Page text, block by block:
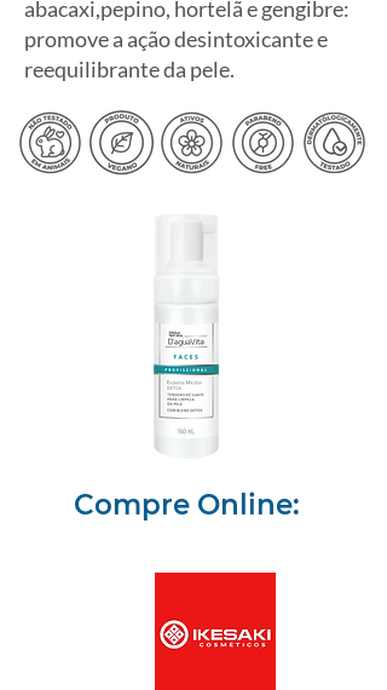
abacaxi,pepino, hortelã e gengibre:
promove a ação desintoxicante e
reequilibrante da pele.
Compre Online: